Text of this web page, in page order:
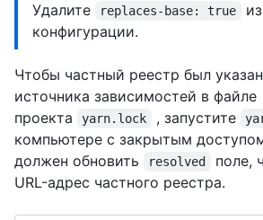
Удалите
replaces-base: true
конфигурации.
Чтобы частный реестр был
источника зависимостей в файле
проекта
yarn.lock , запустите
компьютере с закрытым
должен обновить
resolved
поле,
URL-адрес частного реестра.